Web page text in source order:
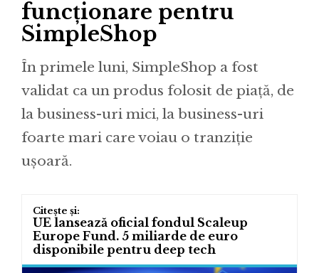
funcționare pentru
SimpleShop
În primele luni, SimpleShop a fost
validat ca un produs folosit de piață, de
la business-uri mici, la business-uri
foarte mari care voiau o tranziție
ușoară.
UE lansează oficial fondul Scaleup
Europe Fund. 5 miliarde de euro
disponibile pentru deep tech